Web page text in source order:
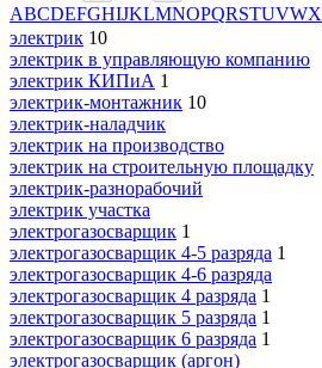
ABCDEFGHIJKLMNOPQRSTUVWX
электрик 10
электрик в управляющую компанию
электрик КИПиА 1
электрик-монтажник 10
электрик-наладчик
электрик на производство
электрик на строительную площадку
электрик-разнорабочий
электрик участка
электрогазосварщик 1
электрогазосварщик 4-5 разряда 1
электрогазосварщик 4-6 разряда
электрогазосварщик 4 разряда 1
электрогазосварщик 5 разряда 1
электрогазосварщик 6 разряда 1
электрогазосварщик (аргон)